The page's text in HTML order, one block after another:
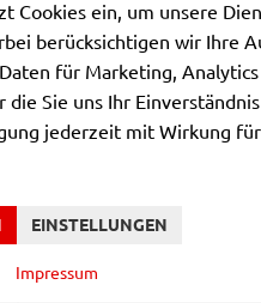
(Virtual Cockpit)
Tempomat mit
adaptiv (ACC),
Cookies ein, um unsere
berücksichtigen wir Ihre
für Marketing,
die Sie uns Ihr
jederzeit mit Wirkung
EINSTELLUNGEN
Impressum